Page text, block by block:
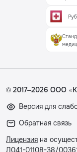
© 2017–2026 ООО
Версия для
Обратная связь
Лицензия на
Л041-01108-38/